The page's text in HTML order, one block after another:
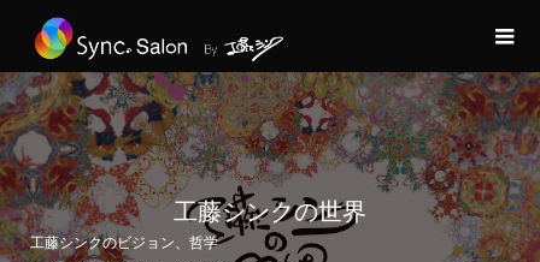
工藤シンクの世界
工藤シンクのビジョン、哲学